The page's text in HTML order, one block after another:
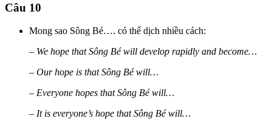
Câu 10
Mong sao Sông Bé…. có thể dịch nhiều cách:
– We hope that Sông Bé will develop rapidly and become…
– Our hope is that Sông Bé will…
– Everyone hopes that Sông Bé will…
– It is everyone’s hope that Sông Bé will…